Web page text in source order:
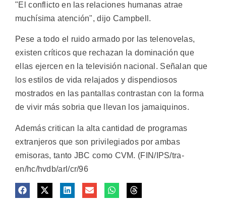
"El conflicto en las relaciones humanas atrae
muchísima atención", dijo Campbell.
Pese a todo el ruido armado por las telenovelas,
existen críticos que rechazan la dominación que
ellas ejercen en la televisión nacional. Señalan que
los estilos de vida relajados y dispendiosos
mostrados en las pantallas contrastan con la forma
de vivir más sobria que llevan los jamaiquinos.
Además critican la alta cantidad de programas
extranjeros que son privilegiados por ambas
emisoras, tanto JBC como CVM. (FIN/IPS/tra-
en/hc/hvdb/arl/cr/96